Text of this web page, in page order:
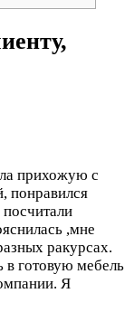
прихожую с
понравился
,мне
ракурсах.
готовую мебель
Я